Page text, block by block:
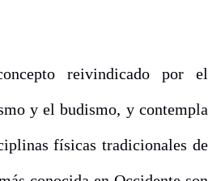
reivindicado por el
y el budismo, y contempla
físicas tradicionales de